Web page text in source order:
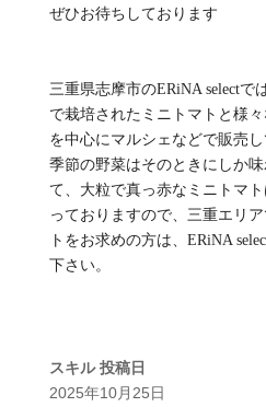
ぜひお待ちしております
三重県志摩市のERiNA selectで
で栽培されたミニトマトと様
を中心にマルシェなどで販売し
季節の野菜はそのときにしか
て、大粒で真っ赤なミニトマ
っておりますので、三重エリ
トをお求めの方は、ERiNA
下さい。
スキル 投稿日
2025年10月25日